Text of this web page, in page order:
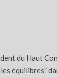
du Haut
équilibres”